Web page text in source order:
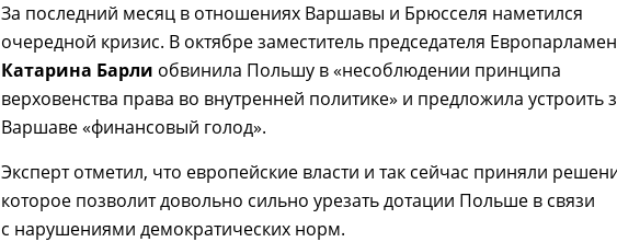
За последний месяц в отношениях Варшавы и Брюсселя наметился
очередной кризис. В октябре заместитель председателя
Катарина Барли обвинила Польшу в «несоблюдении принципа
верховенства права во внутренней политике» и предложила устроить
Варшаве «финансовый голод».
Эксперт отметил, что европейские власти и так сейчас приняли
которое позволит довольно сильно урезать дотации Польше в связи
с нарушениями демократических норм.